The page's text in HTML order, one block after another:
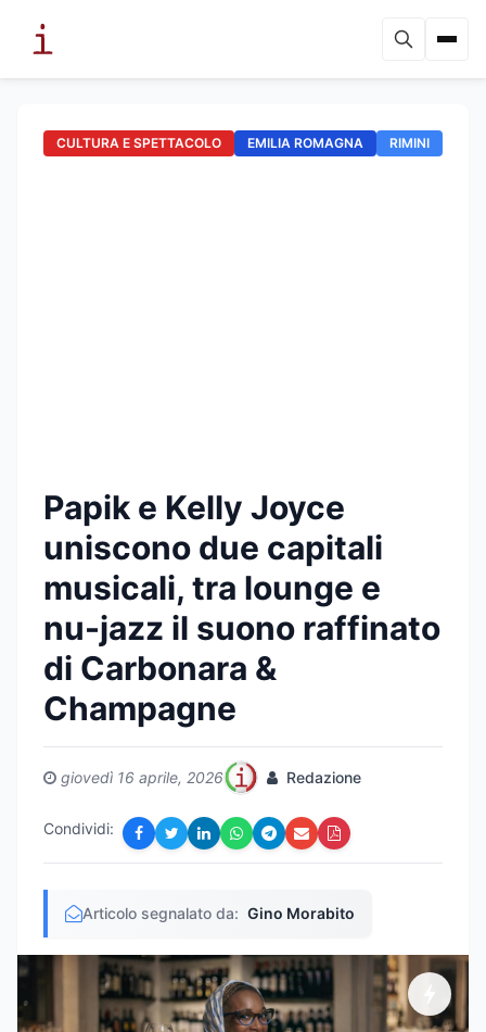
CULTURA E SPETTACOLO EMILIA ROMAGNA RIMINI
Papik e Kelly Joyce
uniscono due capitali
musicali, tra lounge e
nu-jazz il suono raffinato
di Carbonara &
Champagne
giovedì 16 aprile, 2026 Redazione
Condividi:
Articolo segnalato da: Gino Morabito